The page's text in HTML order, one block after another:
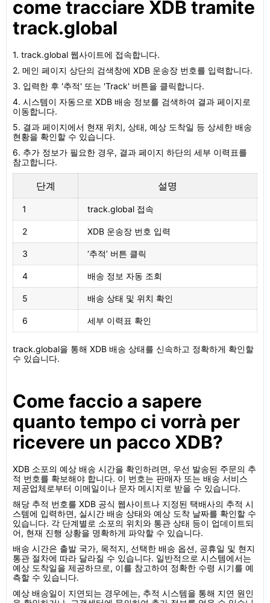
come tracciare XDB tramite
track.global
1. track.global 웹사이트에 접속합니다.
2. 메인 페이지 상단의 검색창에 XDB 운송장 번호를 입력합니다.
3. 입력한 후 '추적' 또는 'Track' 버튼을 클릭합니다.
4. 시스템이 자동으로 XDB 배송 정보를 검색하여 결과 페이지로
이동합니다.
5. 결과 페이지에서 현재 위치, 상태, 예상 도착일 등 상세한 배송
현황을 확인할 수 있습니다.
6. 추가 정보가 필요한 경우, 결과 페이지 하단의 세부 이력표를
참고합니다.
단계 설명
1 track.global 접속
2 XDB 운송장 번호 입력
3 ‘추적’ 버튼 클릭
4 배송 정보 자동 조회
5 배송 상태 및 위치 확인
6 세부 이력표 확인
track.global을 통해 XDB 배송 상태를 신속하고 정확하게 확인할
수 있습니다.
Come faccio a sapere
quanto tempo ci vorrà per
ricevere un pacco XDB?
XDB 소포의 예상 배송 시간을 확인하려면, 우선 발송된 주문의 추
적 번호를 확보해야 합니다. 이 번호는 판매자 또는 배송 서비스
제공업체로부터 이메일이나 문자 메시지로 받을 수 있습니다.
해당 추적 번호를 XDB 공식 웹사이트나 지정된 택배사의 추적 시
스템에 입력하면, 실시간 배송 상태와 예상 도착 날짜를 확인할 수
있습니다. 각 단계별로 소포의 위치와 통관 상태 등이 업데이트되
어, 현재 진행 상황을 명확하게 파악할 수 있습니다.
배송 시간은 출발 국가, 목적지, 선택한 배송 옵션, 공휴일 및 현지
통관 절차에 따라 달라질 수 있습니다. 일반적으로 시스템에서는
예상 도착일을 제공하므로, 이를 참고하여 정확한 수령 시기를 예
측할 수 있습니다.
예상 배송일이 지연되는 경우에는, 추적 시스템을 통해 지연 원인